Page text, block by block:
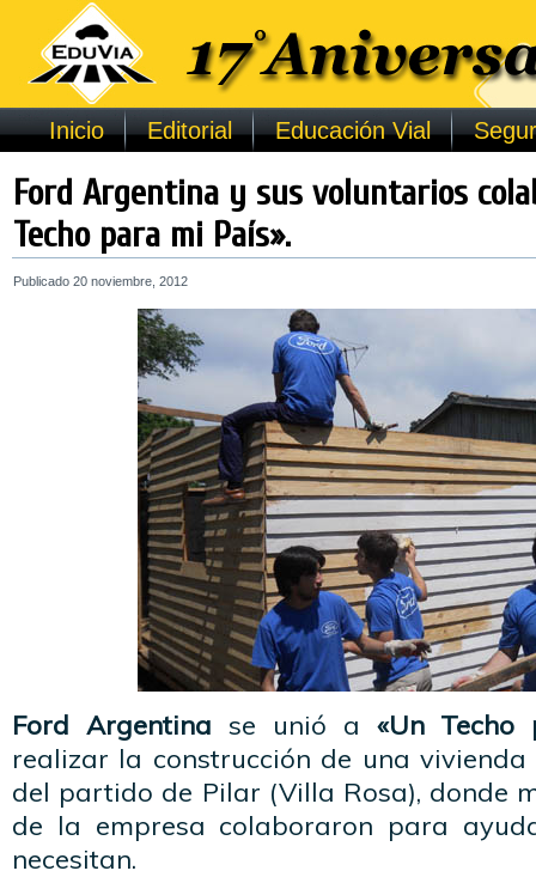
Inicio Editorial Educación Vial
Ford Argentina y sus voluntarios
Techo para mi País».
Publicado 20 noviembre, 2012
Ford Argentina se unió a «Un
realizar la construcción de una
del partido de Pilar (Villa Rosa), donde
de la empresa colaboraron para
necesitan.